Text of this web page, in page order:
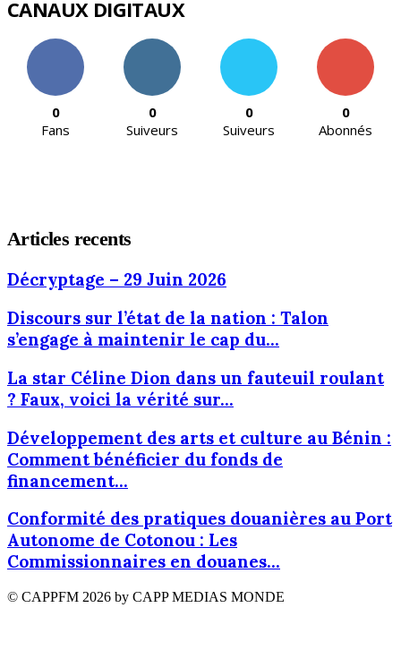
CANAUX DIGITAUX
0
Fans
0
Suiveurs
0
Suiveurs
0
Abonnés
Articles recents
Décryptage – 29 Juin 2026
Discours sur l’état de la nation : Talon
s’engage à maintenir le cap du...
La star Céline Dion dans un fauteuil roulant
? Faux, voici la vérité sur...
Développement des arts et culture au Bénin :
Comment bénéficier du fonds de
financement...
Conformité des pratiques douanières au Port
Autonome de Cotonou : Les
Commissionnaires en douanes...
© CAPPFM 2026 by CAPP MEDIAS MONDE